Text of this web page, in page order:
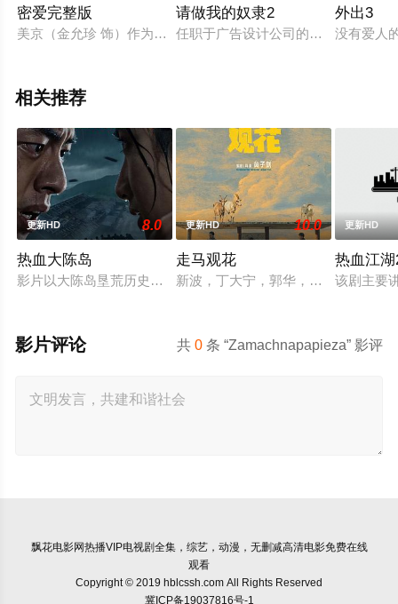
密爱完整版
美京（金允珍 饰）作为一名家庭主妇，每天都尽力伺候丈夫的
请做我的奴隶2
任职于广告设计公司的目黑（每熊克
外出3
没有爱人
相关推荐
更新HD 8.0
热血大陈岛
影片以大陈岛垦荒历史为创作底色，在尊重历史真实性的前提
更新HD 10.0
走马观花
新波，丁大宁，郭华，程一木他们毕
更新HD
热血江湖
该剧主要
共0 条 “Zamachnapapieza” 影评
影片评论
飘花电影网热播VIP电视剧全集，综艺，动漫，无删减高清电影免费在线
观看
Copyright © 2019 hblcssh.com All Rights Reserved
冀ICP备19037816号-1